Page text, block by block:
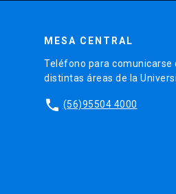
MESA CENTRAL
Teléfono para comunicarse
distintas áreas de la
phone (56)95504 4000